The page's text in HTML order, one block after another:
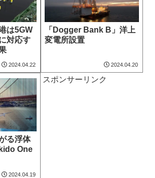
は5GW
対応す
2024.04.22
「Dogger Bank B」洋上
変電所設置
2024.04.20
る浮体
One
2024.04.19
スポンサーリンク